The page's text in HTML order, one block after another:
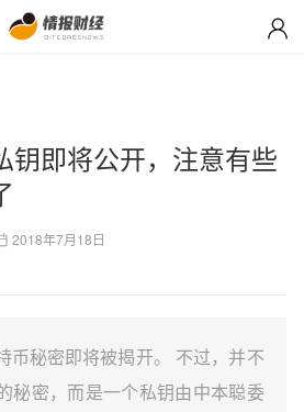
钥即将公开，注意有些
2018年7月18日
币秘密即将被揭开。 不过，并不
秘密，而是一个私钥由中本聪委